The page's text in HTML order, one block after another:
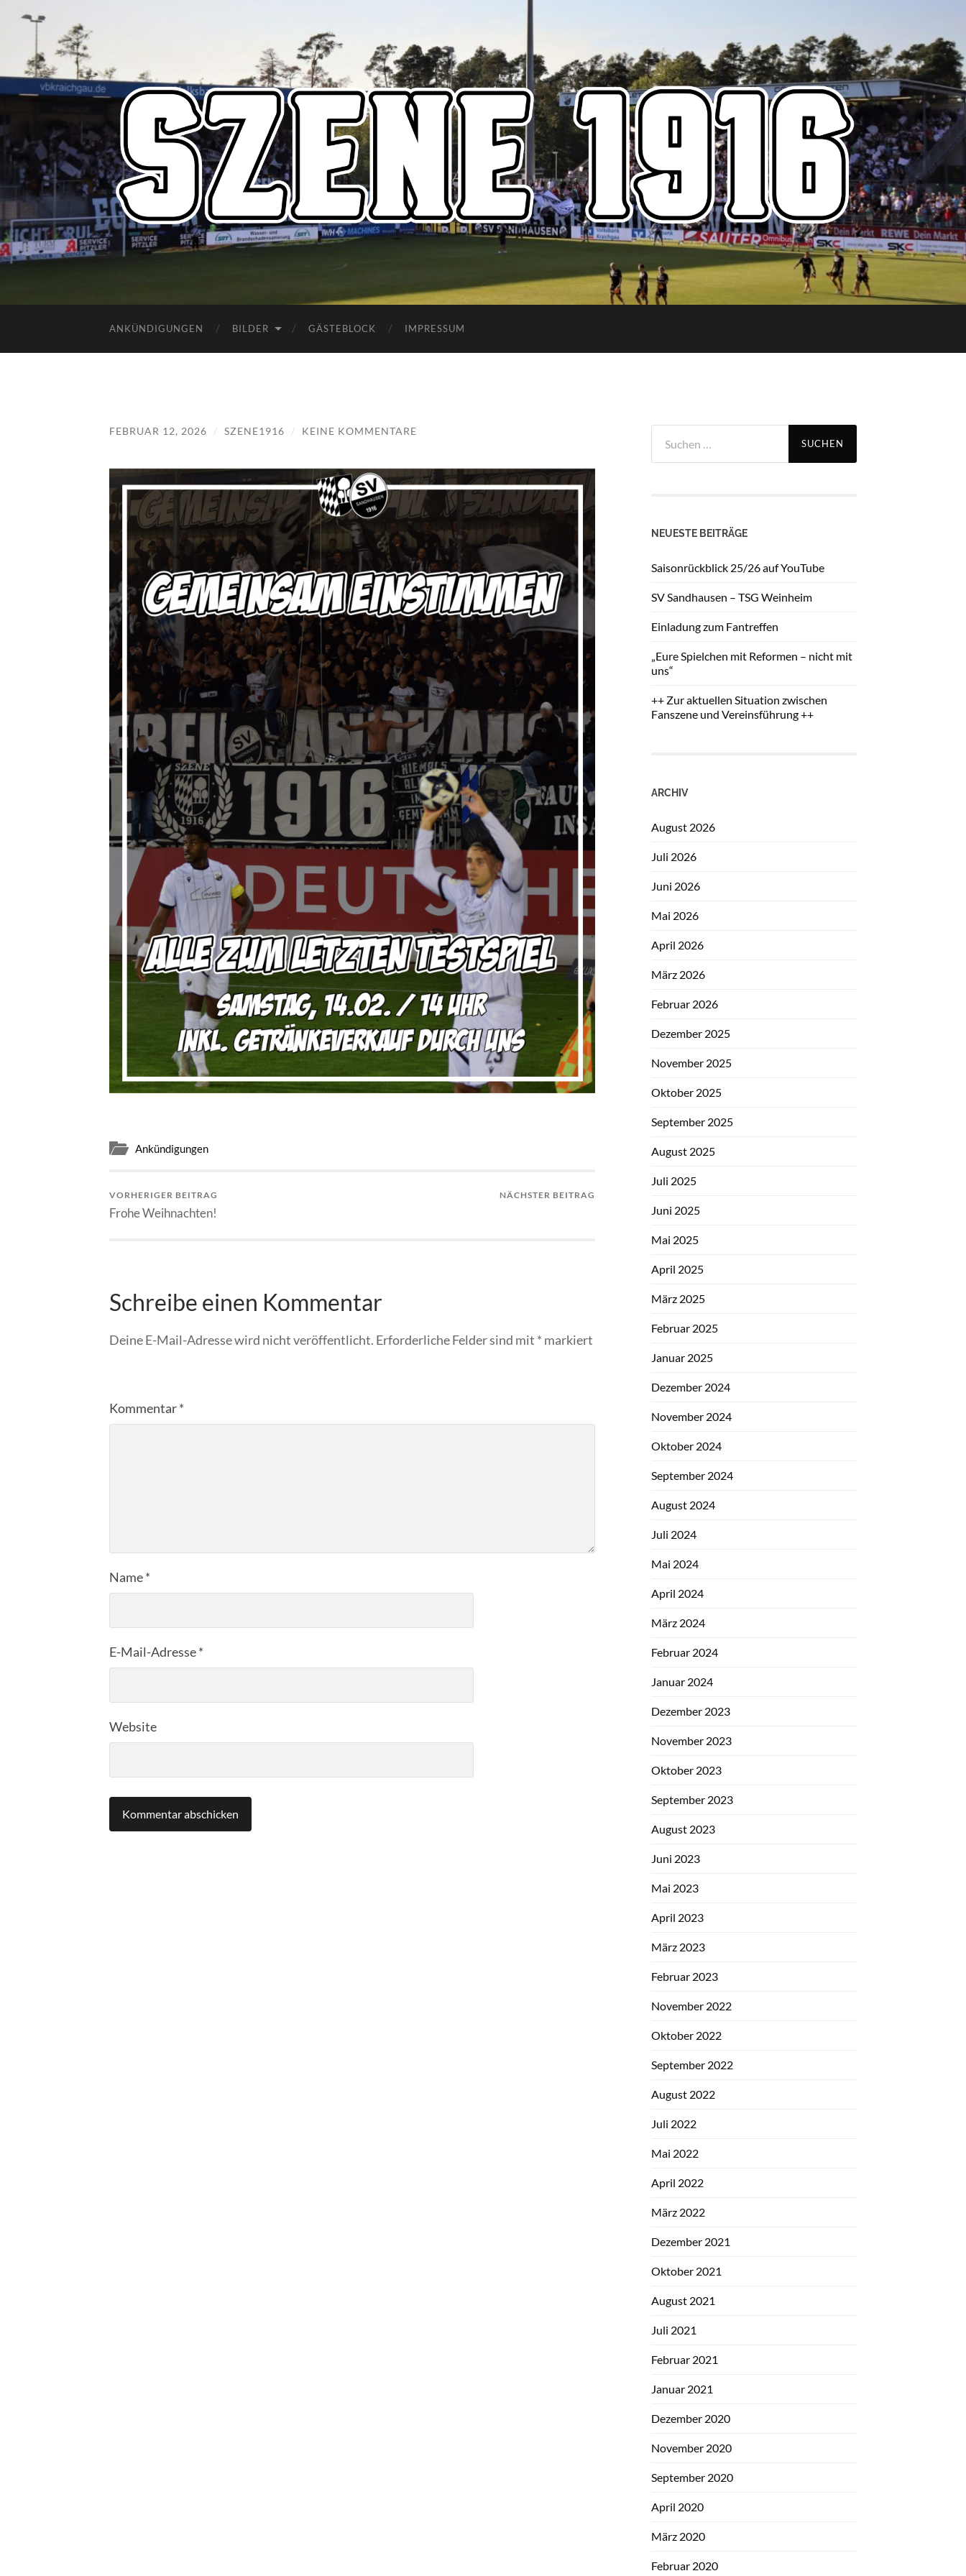
Szene1916
ANKÜNDIGUNGEN BILDER GÄSTEBLOCK IMPRESSUM
FEBRUAR 12, 2026 / SZENE1916 / KEINE KOMMENTARE
Ankündigungen
VORHERIGER BEITRAG
Frohe Weihnachten!
NÄCHSTER BEITRAG
Schreibe einen Kommentar
Deine E-Mail-Adresse wird nicht veröffentlicht. Erforderliche Felder sind mit * markiert
Kommentar*
Name*
E-Mail-Adresse*
Website
nach:
NEUESTE BEITRÄGE
Saisonrückblick 25/26 auf YouTube
SV Sandhausen – TSG Weinheim
Einladung zum Fantreffen
„Eure Spielchen mit Reformen – nicht mit
uns“
++ Zur aktuellen Situation zwischen
Fanszene und Vereinsführung ++
ARCHIV
August 2026
Juli 2026
Juni 2026
Mai 2026
April 2026
März 2026
Februar 2026
Dezember 2025
November 2025
Oktober 2025
September 2025
August 2025
Juli 2025
Juni 2025
Mai 2025
April 2025
März 2025
Februar 2025
Januar 2025
Dezember 2024
November 2024
Oktober 2024
September 2024
August 2024
Juli 2024
Mai 2024
April 2024
März 2024
Februar 2024
Januar 2024
Dezember 2023
November 2023
Oktober 2023
September 2023
August 2023
Juni 2023
Mai 2023
April 2023
März 2023
Februar 2023
November 2022
Oktober 2022
September 2022
August 2022
Juli 2022
Mai 2022
April 2022
März 2022
Dezember 2021
Oktober 2021
August 2021
Juli 2021
Februar 2021
Januar 2021
Dezember 2020
November 2020
September 2020
April 2020
März 2020
Februar 2020